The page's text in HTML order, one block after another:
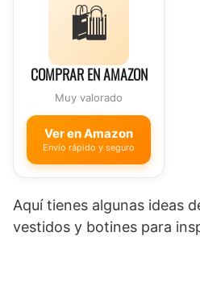
🛍️
COMPRAR EN AMAZON
Muy valorado
Ver en Amazon
Envío rápido y seguro
Aquí tienes algunas ideas
vestidos y botines para